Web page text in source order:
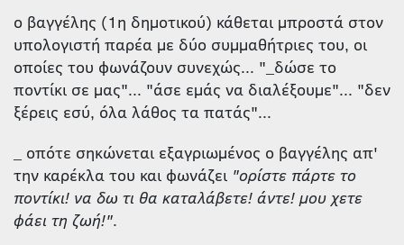
ο βαγγέλης (1η δημοτικού) κάθεται μπροστά στον
υπολογιστή παρέα με δύο συμμαθήτριες του, οι
οποίες του φωνάζουν συνεχώς... "_δώσε το
ποντίκι σε μας"... "άσε εμάς να διαλέξουμε"... "δεν
ξέρεις εσύ, όλα λάθος τα πατάς"...
_ οπότε σηκώνεται εξαγριωμένος ο βαγγέλης απ'
την καρέκλα του και φωνάζει "ορίστε πάρτε το
ποντίκι! να δω τι θα καταλάβετε! άντε! μου χετε
φάει τη ζωή!".